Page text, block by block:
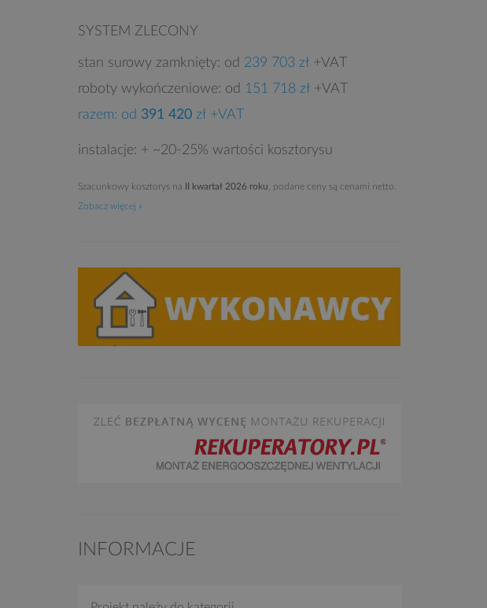
SYSTEM ZLECONY
stan surowy zamknięty: od 239 703 zł +VAT
roboty wykończeniowe: od 151 718 zł +VAT
razem: od 391 420 zł +VAT
instalacje: + ~20-25% wartości kosztorysu
Szacunkowy kosztorys na II kwartał 2026 roku , podane ceny są cenami netto.
Zobacz więcej »
INFORMACJE